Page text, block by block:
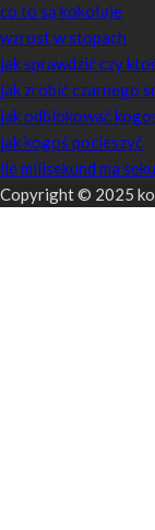
co to są kokołaje
wzrost w stopach
jak sprawdzić czy
jak zrobić czarnego
jak odblokować
jak kogoś pocieszyć
ile milisekund ma
Copyright © 2025